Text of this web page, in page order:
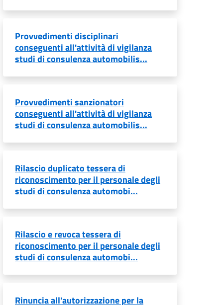
Provvedimenti disciplinari
conseguenti all'attività di vigilanza
studi di consulenza automobilis...
Provvedimenti sanzionatori
conseguenti all'attività di vigilanza
studi di consulenza automobilis...
Rilascio duplicato tessera di
riconoscimento per il personale degli
studi di consulenza automobi...
Rilascio e revoca tessera di
riconoscimento per il personale degli
studi di consulenza automobi...
Rinuncia all'autorizzazione per la